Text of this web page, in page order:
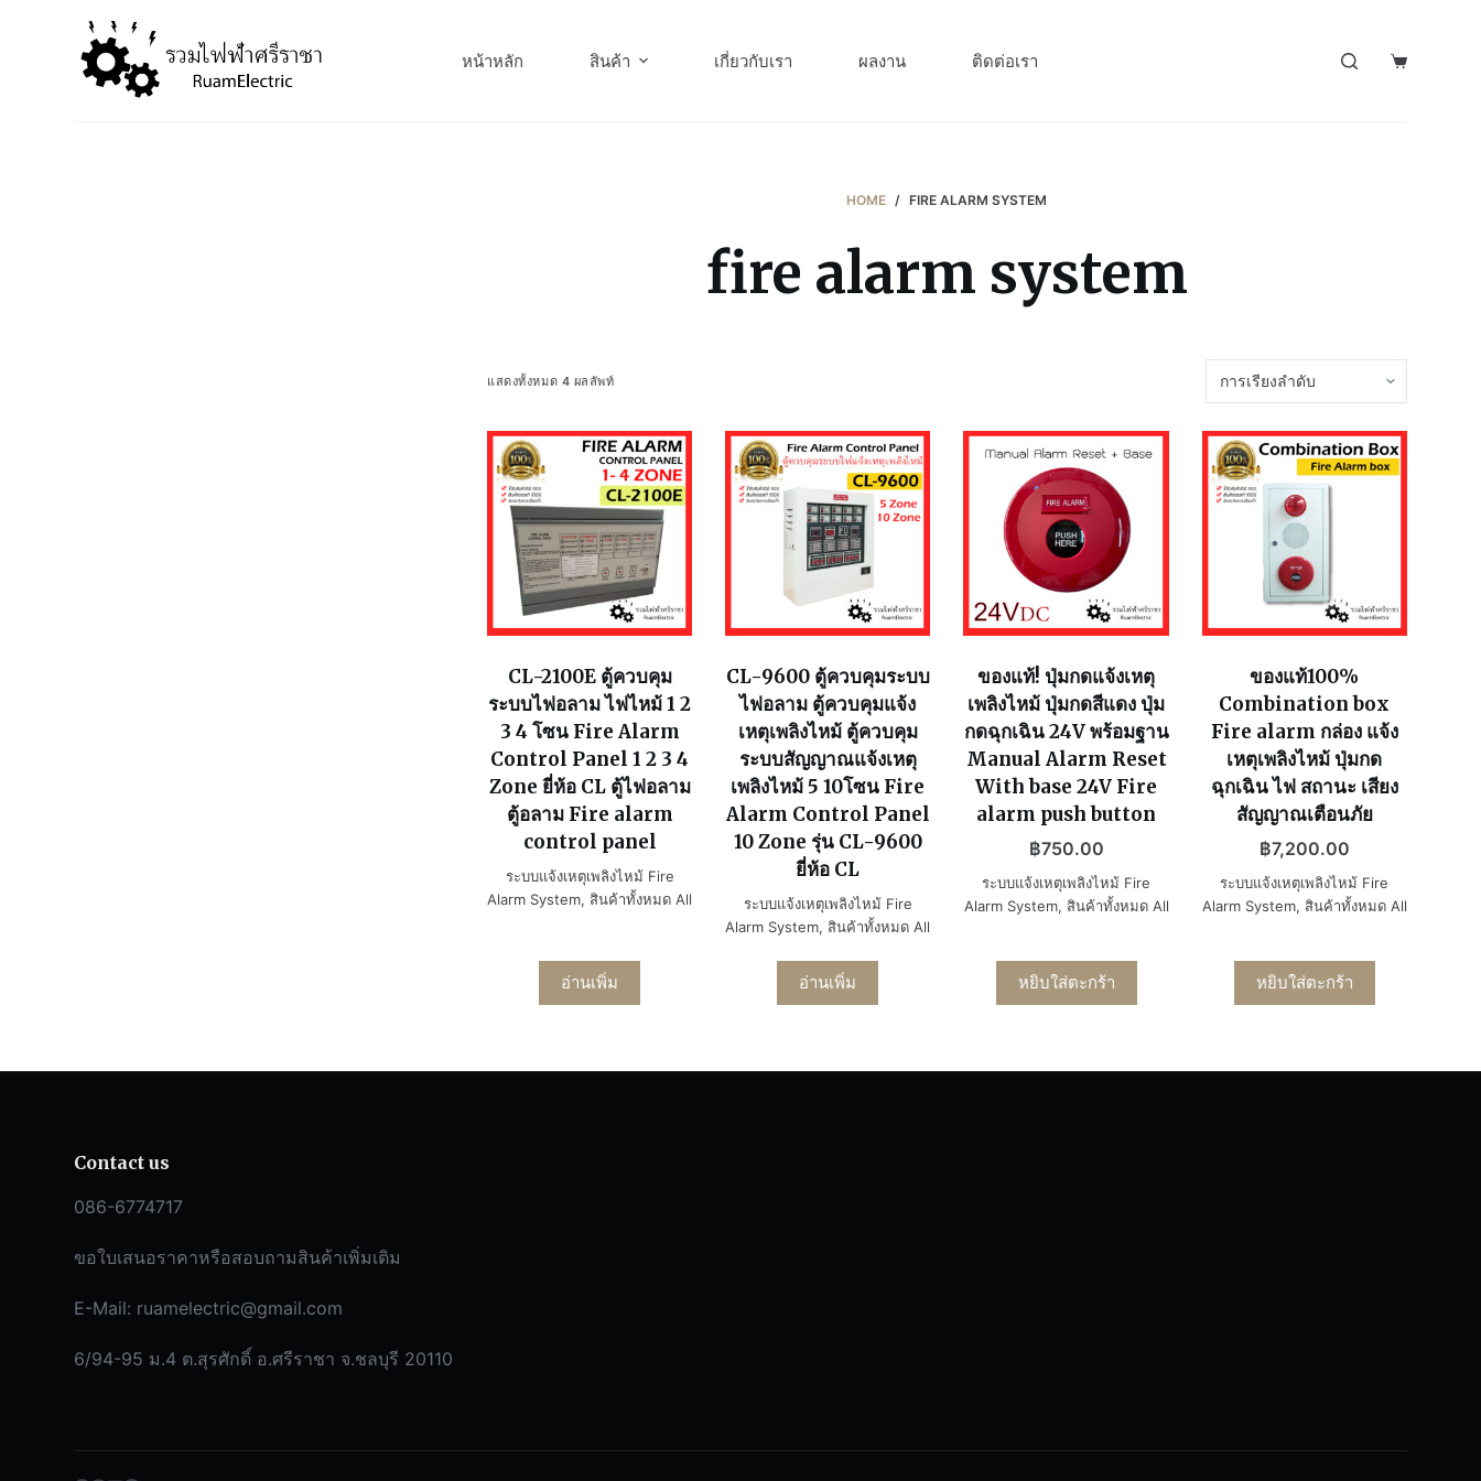
หน้าหลัก สินค้า เกี่ยวกับเรา ผลงาน ติดต่อเรา
HOME / FIRE ALARM SYSTEM
fire alarm system
แสดงทั้งหมด 4 ผลลัพท์
CL-2100E ตู้ควบคุม
ระบบไฟอลาม ไฟไหม้ 1 2
3 4 โซน Fire Alarm
Control Panel 1 2 3 4
Zone ยี่ห้อ CL ตู้ไฟอลาม
ตู้อลาม Fire alarm
control panel
ระบบแจ้งเหตุเพลิงไหม้ Fire
Alarm System, สินค้าทั้งหมด All
อ่านเพิ่ม
CL-9600 ตู้ควบคุมระบบ
ไฟอลาม ตู้ควบคุมแจ้ง
เหตุเพลิงไหม้ ตู้ควบคุม
ระบบสัญญาณแจ้งเหตุ
เพลิงไหม้ 5 10โซน Fire
Alarm Control Panel
10 Zone รุ่น CL-9600
ยี่ห้อ CL
ระบบแจ้งเหตุเพลิงไหม้ Fire
Alarm System, สินค้าทั้งหมด All
อ่านเพิ่ม
ของแท้! ปุ่มกดแจ้งเหตุ
เพลิงไหม้ ปุ่มกดสีแดง ปุ่ม
กดฉุกเฉิน 24V พร้อมฐาน
Manual Alarm Reset
With base 24V Fire
alarm push button
฿750.00
ระบบแจ้งเหตุเพลิงไหม้ Fire
Alarm System, สินค้าทั้งหมด All
หยิบใส่ตะกร้า
ของแท้100%
Combination box
Fire alarm กล่อง แจ้ง
เหตุเพลิงไหม้ ปุ่มกด
ฉุกเฉิน ไฟ สถานะ เสียง
สัญญาณเตือนภัย
฿7,200.00
ระบบแจ้งเหตุเพลิงไหม้ Fire
Alarm System, สินค้าทั้งหมด All
หยิบใส่ตะกร้า
Contact us
086-6774717
ขอใบเสนอราคาหรือสอบถามสินค้าเพิ่มเติม
E-Mail: ruamelectric@gmail.com
6/94-95 ม.4 ต.สุรศักดิ์ อ.ศรีราชา จ.ชลบุรี 20110